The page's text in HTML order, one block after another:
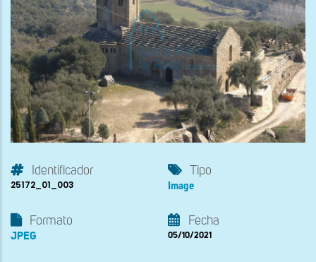
Identificador
25172_01_003
Tipo
Image
Formato
JPEG
Fecha
05/10/2021